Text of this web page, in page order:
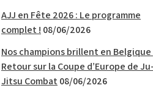
AJJ en Fête 2026 : Le programme
complet ! 08/06/2026
Nos champions brillent en Belgique
Retour sur la Coupe d’Europe de Ju-
Jitsu Combat 08/06/2026